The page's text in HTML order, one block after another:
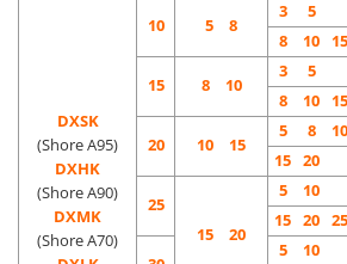
DXSK
(Shore A95)
DXHK
(Shore A90)
DXMK
(Shore A70)
10 5 8
3 5
8
10 15
15 8 10
3 5
8
10 15
20 10 15
5 8 10
15 20
25
15 20
5 10
15 20 25
5 10